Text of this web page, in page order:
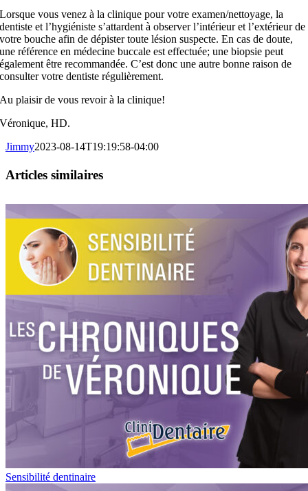
Lorsque vous venez à la clinique pour votre examen/nettoyage, la
dentiste et l’hygiéniste s’attardent à observer l’intérieur et l’extérieur de
votre bouche afin de dépister toute lésion suspecte. En cas de doute,
une référence en médecine buccale est effectuée; une biopsie peut
également être recommandée. C’est donc une autre bonne raison de
consulter votre dentiste régulièrement.
Au plaisir de vous revoir à la clinique!
Véronique, HD.
Jimmy2023-08-14T19:19:58-04:00
Facebook
X
LinkedIn
WhatsApp
Pinterest
Articles similaires
Sensibilité dentinaire